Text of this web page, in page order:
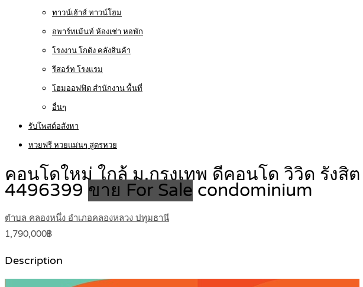
ทาวน์เฮ้าส์ ทาวน์โฮม
อพาร์ทเม้นท์ ห้องเช่า หอพัก
โรงงาน โกดัง คลังสินค้า
รีสอร์ท โรงแรม
โฮมออฟฟิต สำนักงาน พื้นที่
อื่นๆ
รับโพสต์อสังหา
หวยฟรี หวยแม่นๆ สูตรหวย
คอนโดใหม่ ใกล้ ม.กรุงเทพ ดีคอนโด วิวิด รัง
4496399 ขาย For Sale condominium
ตำบล คลองหนึ่ง อำเภอคลองหลวง ปทุมธานี
1,790,000฿
Description